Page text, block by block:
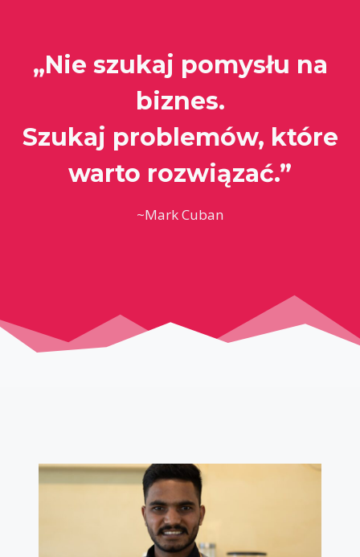
„Nie szukaj pomysłu na
biznes.
Szukaj problemów, które
warto rozwiązać.”
~Mark Cuban